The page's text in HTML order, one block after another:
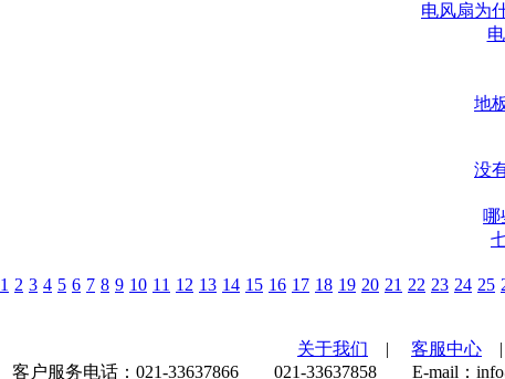
电风扇为
地
没
哪
1 2 3 4 5 6 7 8 9 10 11 12 13 14 15 16 17 18 19 20 21 22 23 24 25
关于我们 | 客服中心
客户服务电话：021-33637866 021-33637858 E-mail：